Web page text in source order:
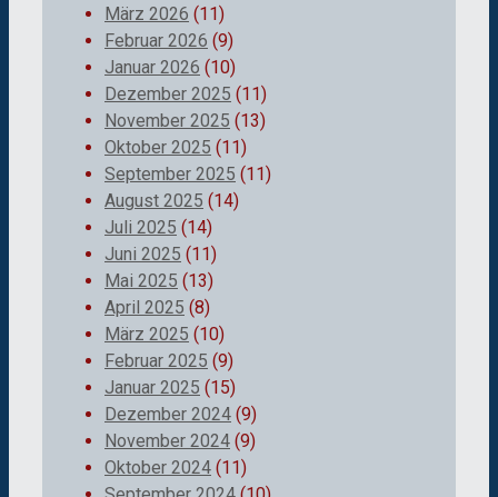
März 2026 (11)
Februar 2026 (9)
Januar 2026 (10)
Dezember 2025 (11)
November 2025 (13)
Oktober 2025 (11)
September 2025 (11)
August 2025 (14)
Juli 2025 (14)
Juni 2025 (11)
Mai 2025 (13)
April 2025 (8)
März 2025 (10)
Februar 2025 (9)
Januar 2025 (15)
Dezember 2024 (9)
November 2024 (9)
Oktober 2024 (11)